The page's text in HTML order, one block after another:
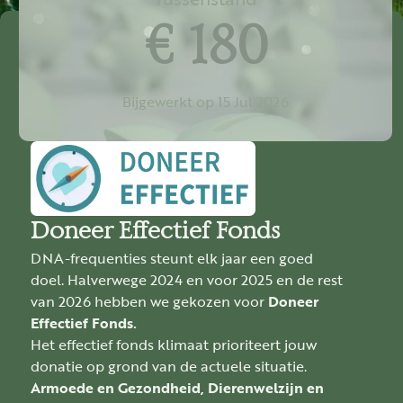
Doneer Effectief Fonds
DNA-frequenties steunt elk jaar een goed
doel. Halverwege 2024 en voor 2025 en de rest
van 2026 hebben we gekozen voor Doneer
Effectief Fonds.
Het effectief fonds klimaat prioriteert jouw
donatie op grond van de actuele situatie.
Armoede en Gezondheid, Dierenwelzijn en
€ 180
Bijgewerkt op 15 Jul 2026